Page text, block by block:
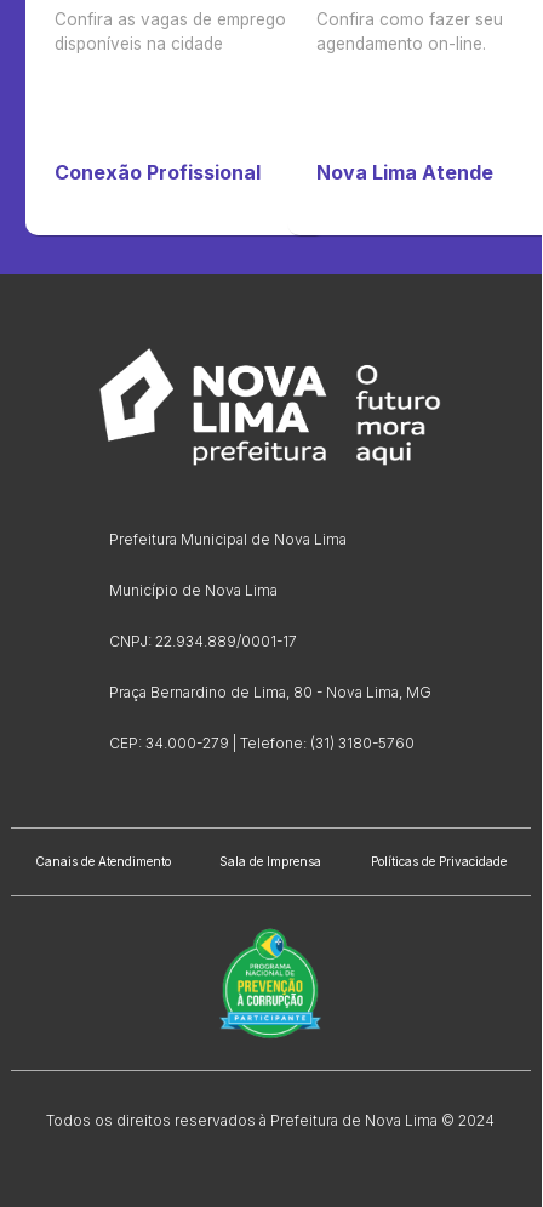
Confira as vagas de emprego
disponíveis na cidade
Conexão Profissional
Confira como fazer seu
agendamento on-line.
Nova Lima Atende
Prefeitura Municipal de Nova Lima
Município de Nova Lima
CNPJ: 22.934.889/0001-17
Praça Bernardino de Lima, 80 - Nova Lima, MG
CEP: 34.000-279 | Telefone: (31) 3180-5760
Canais de Atendimento Sala de Imprensa Políticas de Privacidade
Todos os direitos reservados à Prefeitura de Nova Lima © 2024